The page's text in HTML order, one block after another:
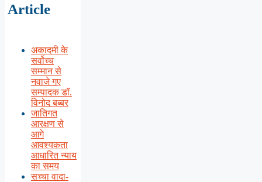
Article
अकादमी के
सर्वोच्च
सम्मान से
नवाजे गए
सम्पादक डॉ.
विनोद बब्बर
जातिगत
आरक्षण से
आगे
आवश्यकता
आधारित न्याय
का समय
सच्चा वादा-